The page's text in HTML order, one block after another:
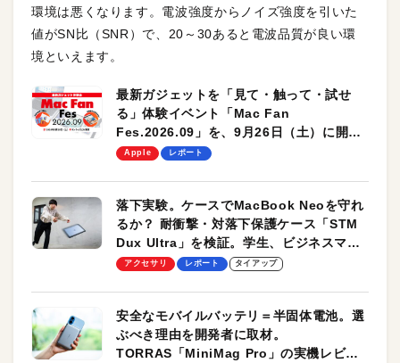
環境は悪くなります。電波強度からノイズ強度を引いた
値がSN比（SNR）で、20～30あると電波品質が良い環
境といえます。
最新ガジェットを「見て・触って・試せ
る」体験イベント「Mac Fan
Fes.2026.09」を、9月26日（土）に開催
します！
Apple レポート
落下実験。ケースでMacBook Neoを守れ
るか？ 耐衝撃・対落下保護ケース「STM
Dux Ultra」を検証。学生、ビジネスマン
のモバイルユースに最適！
アクセサリ レポート タイアップ
安全なモバイルバッテリ＝半固体電池。選
ぶべき理由を開発者に取材。
TORRAS「MiniMag Pro」の実機レビュ